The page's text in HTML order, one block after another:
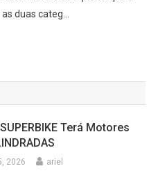
duas categ...
Terá Motores
2026 ariel